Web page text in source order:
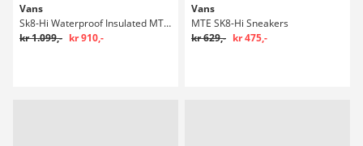
Vans
Sk8-Hi Waterproof Insulated MTE Winter Sko
kr 1.099,- kr 910,-
Vans
MTE SK8-Hi Sneakers
kr 629,- kr 475,-